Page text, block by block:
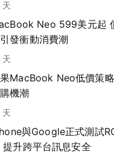
天
Neo 599美元起
發衝動消費潮
天
MacBook Neo低價策
機潮
天
與Google正式測試
提升跨平台訊息安全